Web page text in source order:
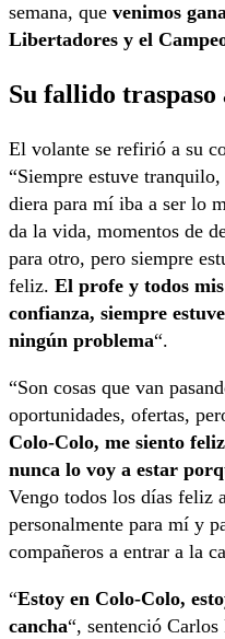
semana, que venimos
Libertadores y el
Su fallido traspaso
El volante se refirió a su
“Siempre estuve
diera para mí iba a ser lo
da la vida, momentos de
para otro, pero siempre
feliz. El profe y todos
confianza, siempre
ningún problema“.
“Son cosas que van
oportunidades, ofertas,
Colo-Colo, me siento
nunca lo voy a estar
Vengo todos los días feliz
personalmente para mí y
compañeros a entrar a la
“Estoy en Colo-Colo,
cancha“, sentenció Carlos